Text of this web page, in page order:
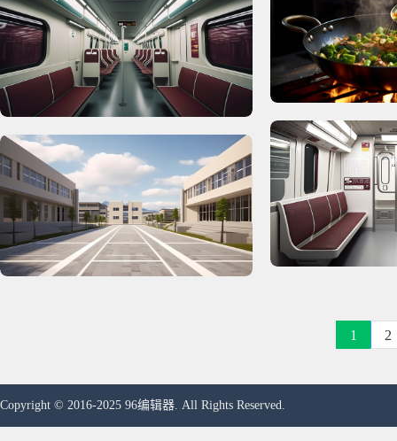
1 2
Copyright © 2016-2025 96编辑器. All Rights Reserved.